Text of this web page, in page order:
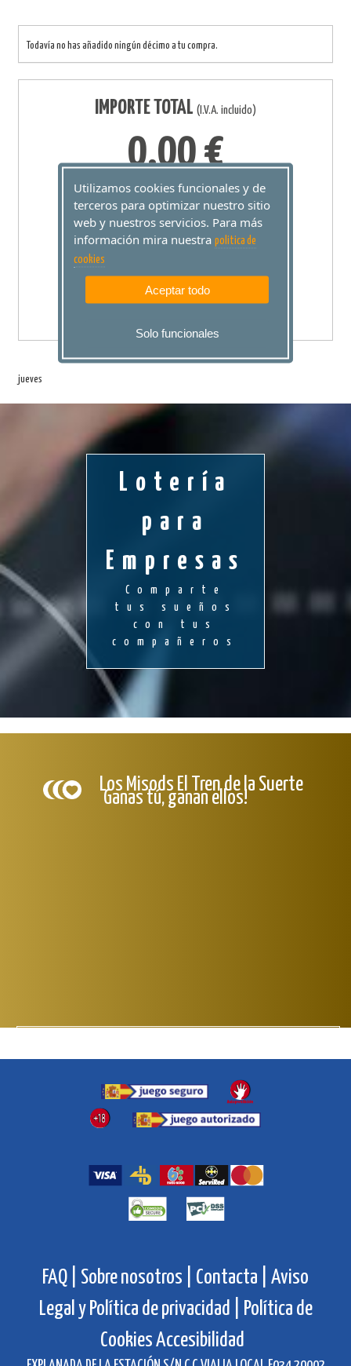
Todavía no has añadido ningún décimo a tu compra.
IMPORTE TOTAL (I.V.A. incluido)
0,00 €
0 décimos
JUGAR
jueves
Lotería
para
Empresas
Comparte
tus sueños
con tus
compañeros
Los Misods El Tren de la Suerte
Ganas tú, ganan ellos!
Próximamente te anunciaremos que puedes hacer
Pero recuerda, con cada compra ya estás donando!
FAQ | Sobre nosotros | Contacta |
Aviso
Legal y Política de privacidad |
Política de
CookiesAccesibilidad
Utilizamos cookies funcionales y de
terceros para optimizar nuestro sitio
web y nuestros servicios. Para más
información mira nuestra politica de
cookies
Aceptar todo
Solo funcionales